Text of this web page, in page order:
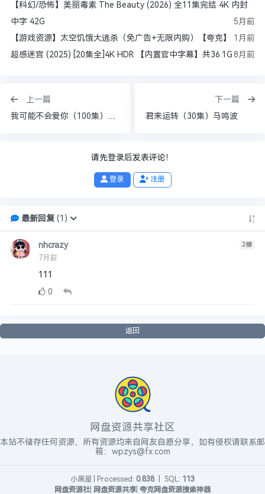
【科幻/恐怖】美丽毒素 The Beauty (2026) 全11集完结 4K 内封
中字 42G
5月前
【游戏资源】太空饥饿大逃杀（免广告+无限内购）【夸克】
1月前
超感迷宫 (2025) [20集全]4K HDR 【内置官中字幕】共36.1G 8月前
上一篇
我可能不会爱你（100集）徐鹤尼&刘欣悦
下一篇
君来运转（30集）马鸣波
请先登录后发表评论！
登录 注册
最新回复(1 )
nhcrazy
7月前
2楼
111
0
返回
网盘资源共享社区
本站不储存任何资源，所有资源均来自网友自愿分享，如有侵权请联系邮
箱：wpzys@fx.com
小黑屋 Processed: 0.838 SQL: 113
网盘资源社| 网盘资源共享| 夸克网盘资源搜索神器